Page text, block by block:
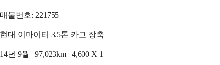
매물번호: 221755
현대 이마이티 3.5톤 카고 장축
14년 9월 | 97,023km | 4,600 X 1